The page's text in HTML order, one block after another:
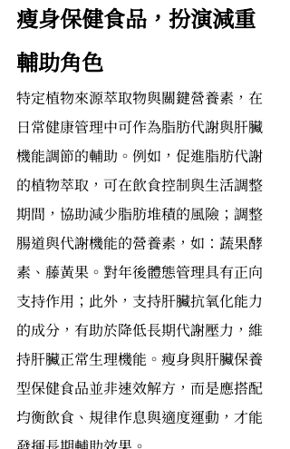
瘦身保健食品，扮演減重
輔助角色
特定植物來源萃取物與關鍵營養素，在
日常健康管理中可作為脂肪代謝與肝臟
機能調節的輔助。例如，促進脂肪代謝
的植物萃取，可在飲食控制與生活調整
期間，協助減少脂肪堆積的風險；調整
腸道與代謝機能的營養素，如：蔬果酵
素、藤黃果。對年後體態管理具有正向
支持作用；此外，支持肝臟抗氧化能力
的成分，有助於降低長期代謝壓力，維
持肝臟正常生理機能。瘦身與肝臟保養
型保健食品並非速效解方，而是應搭配
均衡飲食、規律作息與適度運動，才能